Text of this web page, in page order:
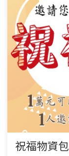
祝福物資包